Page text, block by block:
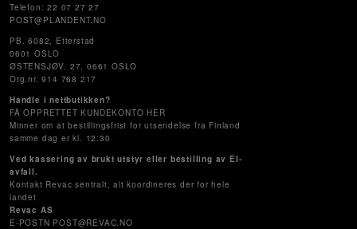
Telefon: 22 07 27 27
POST@PLANDENT.NO
PB. 6082, Etterstad
0601 OSLO
ØSTENSJØV. 27, 0661 OSLO
Org.nr. 914 768 217
Handle i nettbutikken?
FÅ OPPRETTET KUNDEKONTO HER
Minner om at bestillingsfrist for utsendelse fra Finland
samme dag er kl. 12:30
Ved kassering av brukt utstyr eller bestilling av El-
avfall.
Kontakt Revac sentralt, alt koordineres der for hele
landet
Revac AS
E-POSTN POST@REVAC.NO